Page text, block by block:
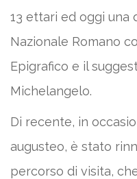
13 ettari ed oggi una
Nazionale Romano
Epigrafico e il
Michelangelo.
Di recente, in
augusteo, è stato
percorso di visita,